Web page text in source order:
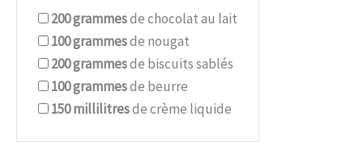
200grammesde chocolat au lait
100grammesde nougat
200grammesde biscuits sablés
100grammesde beurre
150millilitresde crème liquide